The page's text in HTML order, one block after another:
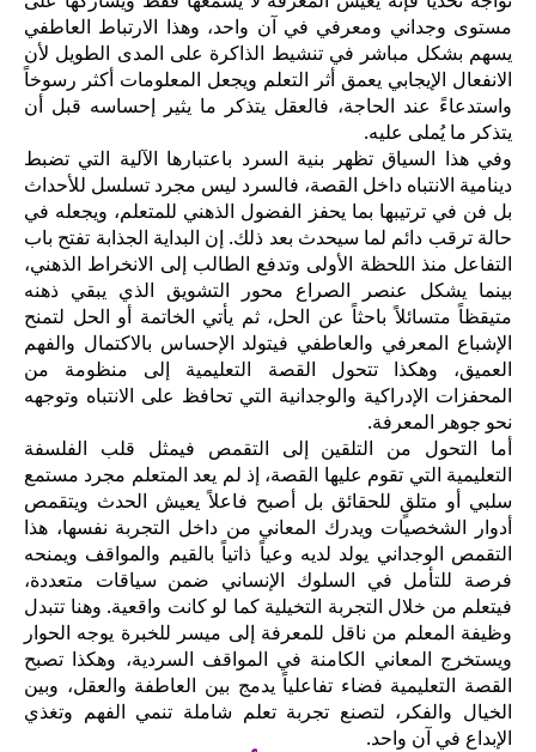
مستوى وجداني ومعرفي في آن واحد، وهذا الارتباط العاطفي
يسهم بشكل مباشر في تنشيط الذاكرة على المدى الطويل لأن
الانفعال الإيجابي يعمق أثر التعلم ويجعل المعلومات أكثر رسوخاً
واستدعاءً عند الحاجة، فالعقل يتذكر ما يثير إحساسه قبل أن
يتذكر ما يُملى عليه.
وفي هذا السياق تظهر بنية السرد باعتبارها الآلية التي تضبط
دينامية الانتباه داخل القصة، فالسرد ليس مجرد تسلسل للأحداث
بل فن في ترتيبها بما يحفز الفضول الذهني للمتعلم، ويجعله في
حالة ترقب دائم لما سيحدث بعد ذلك. إن البداية الجذابة تفتح باب
التفاعل منذ اللحظة الأولى وتدفع الطالب إلى الانخراط الذهني،
بينما يشكل عنصر الصراع محور التشويق الذي يبقي ذهنه
متيقظاً متسائلاً باحثاً عن الحل، ثم يأتي الخاتمة أو الحل لتمنح
الإشباع المعرفي والعاطفي فيتولد الإحساس بالاكتمال والفهم
العميق، وهكذا تتحول القصة التعليمية إلى منظومة من
المحفزات الإدراكية والوجدانية التي تحافظ على الانتباه وتوجهه
نحو جوهر المعرفة.
أما التحول من التلقين إلى التقمص فيمثل قلب الفلسفة
التعليمية التي تقوم عليها القصة، إذ لم يعد المتعلم مجرد مستمع
سلبي أو متلقٍ للحقائق بل أصبح فاعلاً يعيش الحدث ويتقمص
أدوار الشخصيات ويدرك المعاني من داخل التجربة نفسها، هذا
التقمص الوجداني يولد لديه وعياً ذاتياً بالقيم والمواقف ويمنحه
فرصة للتأمل في السلوك الإنساني ضمن سياقات متعددة،
فيتعلم من خلال التجربة التخيلية كما لو كانت واقعية. وهنا تتبدل
وظيفة المعلم من ناقل للمعرفة إلى ميسر للخبرة يوجه الحوار
ويستخرج المعاني الكامنة في المواقف السردية، وهكذا تصبح
القصة التعليمية فضاء تفاعلياً يدمج بين العاطفة والعقل، وبين
الخيال والفكر، لتصنع تجربة تعلم شاملة تنمي الفهم وتغذي
الإبداع في آن واحد.